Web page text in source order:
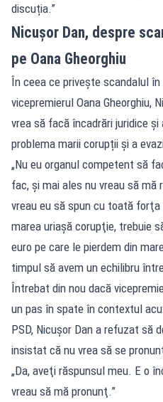
discuția.”
Nicușor Dan, despre
pe Oana Gheorghiu
În ceea ce privește scandalul
vicepremierul Oana Gheorghiu,
vrea să facă încadrări juridice
problema marii corupții și a
„Nu eu organul competent să
fac, şi mai ales nu vreau să mă
vreau eu să spun cu toată
marea uriaşă corupţie, trebuie
euro pe care le pierdem din
timpul să avem un echilibru
Întrebat din nou dacă
un pas în spate în contextul
PSD, Nicușor Dan a refuzat să
insistat că nu vrea să se
„Da, aveţi răspunsul meu. E o
vreau să mă pronunţ.”